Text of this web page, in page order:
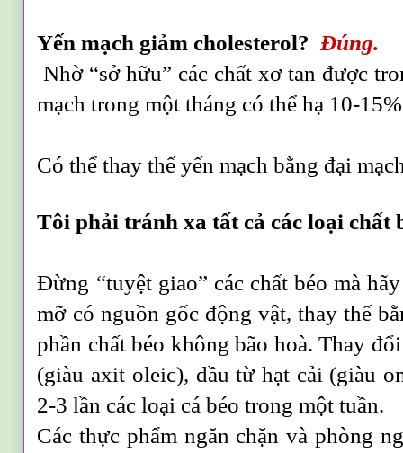
Yến mạch giảm cholesterol? Đúng.
Nhờ “sở hữu” các chất xơ tan được
mạch trong một tháng có thể hạ 10-
Có thể thay thế yến mạch bằng đại
Tôi phải tránh xa tất cả các loại chất
Đừng “tuyệt giao” các chất béo mà
mỡ có nguồn gốc động vật, thay thế
phần chất béo không bão hoà. Thay
(giàu axit oleic), dầu từ hạt cải (giàu
2-3 lần các loại cá béo trong một tuần.
Các thực phẩm ngăn chặn và phòng